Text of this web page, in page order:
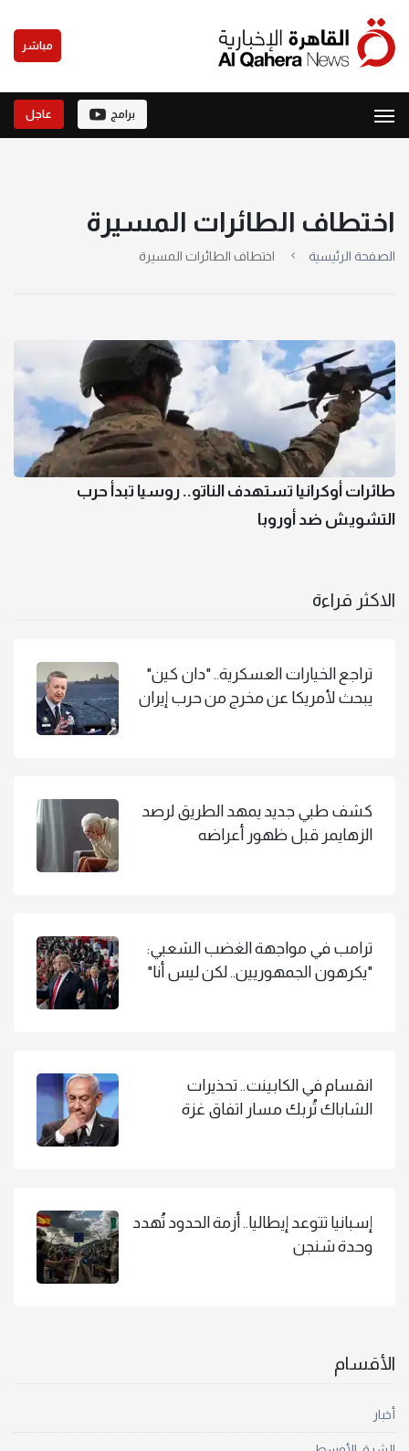
مباشر
برامج عاجل
اختطاف الطائرات المسيرة
الصفحة الرئيسية اختطاف الطائرات المسيرة
طائرات أوكرانيا تستهدف الناتو.. روسيا تبدأ حرب
التشويش ضد أوروبا
الاكثر قراءة
تراجع الخيارات العسكرية.. "دان كين"
يبحث لأمريكا عن مخرج من حرب إيران
كشف طبي جديد يمهد الطريق لرصد
الزهايمر قبل ظهور أعراضه
ترامب في مواجهة الغضب الشعبي:
"يكرهون الجمهوريين.. لكن ليس أنا"
انقسام في الكابينت.. تحذيرات
الشاباك تُربك مسار اتفاق غزة
إسبانيا تتوعد إيطاليا.. أزمة الحدود تُهدد
وحدة شنجن
الأقسام
أخبار